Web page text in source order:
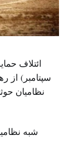
سپتامبر) از
نظامیان